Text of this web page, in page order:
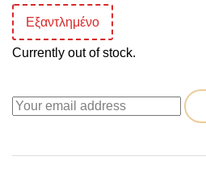
Εξαντλημένο
Currently out of stock.